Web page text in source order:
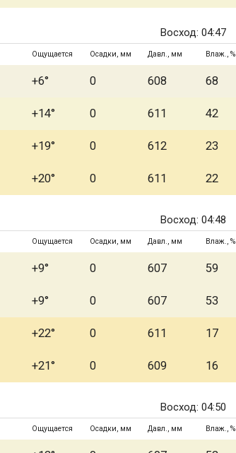
Восход: 04:47
Ощущается Осадки, мм Давл., мм Влаж., %
+6° 0 608 68
+14° 0 611 42
+19° 0 612 23
+20° 0 611 22
Восход: 04:48
Ощущается Осадки, мм Давл., мм Влаж., %
+9° 0 607 59
+9° 0 607 53
+22° 0 611 17
+21° 0 609 16
Восход: 04:50
Ощущается Осадки, мм Давл., мм Влаж., %